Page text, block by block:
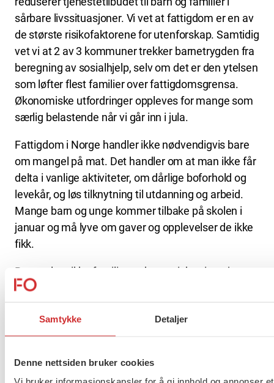
Samtykke Detaljer
Denne nettsiden bruker cookies
sårbare livssituasjoner. Vi vet at fattigdom er en av
de største risikofaktorene for utenforskap. Samtidig
vet vi at 2 av 3 kommuner trekker barnetrygden fra
beregning av sosialhjelp, selv om det er den ytelsen
som løfter flest familier over fattigdomsgrensa.
Økonomiske utfordringer oppleves for mange som
særlig belastende når vi går inn i jula.
Fattigdom i Norge handler ikke nødvendigvis bare
om mangel på mat. Det handler om at man ikke får
delta i vanlige aktiviteter, om dårlige boforhold og
levekår, og løs tilknytning til utdanning og arbeid.
Mange barn og unge kommer tilbake på skolen i
januar og må lyve om gaver og opplevelser de ikke
fikk.
Barn velger ikke familiens økonomiske situasjon,
men de må likevel bære konsekvensene og
ikke hele familien har det bra. Barn i
lavinntektsfamilier vokser opp med større